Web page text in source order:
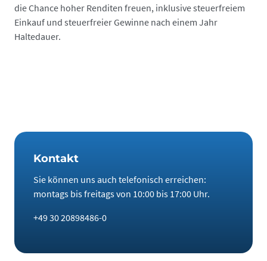
die Chance hoher Renditen freuen, inklusive steuerfreiem
Einkauf und steuerfreier Gewinne nach einem Jahr
Haltedauer.
Kontakt
Sie können uns auch telefonisch erreichen:
montags bis freitags von 10:00 bis 17:00 Uhr.
+49 30 20898486-0